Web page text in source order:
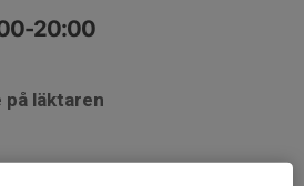
20:00
på läktaren